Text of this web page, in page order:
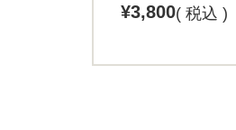
¥3,800 税込